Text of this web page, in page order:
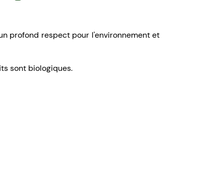
profond respect pour l'environnement et
sont biologiques.